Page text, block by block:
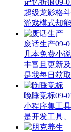
记忆折痕09-
超级龙影格
游戏模式却
废话生产09-
几本免费小
丰富且更新
是我每日获
晚睡竞标09-
小程序集工
是开发工具